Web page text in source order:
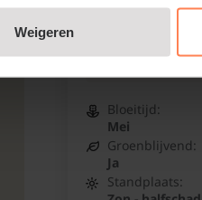
Weigeren
Robin'
Bloeitijd:
Mei
Groenblijvend:
Ja
Standplaats: